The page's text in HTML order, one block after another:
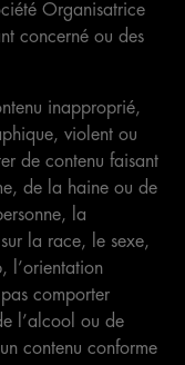
Organisatrice
concerné ou des
inapproprié,
violent ou
de contenu faisant
de la haine ou de
la
la race, le sexe,
l’orientation
comporter
l’alcool ou de
contenu conforme